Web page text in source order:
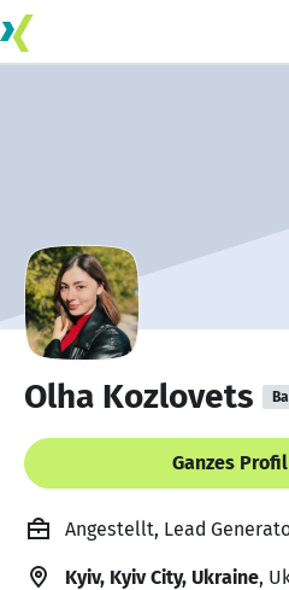
Olha Kozlovets
Ganzes
Angestellt, Lead
Kyiv, Kyiv City, Ukraine,